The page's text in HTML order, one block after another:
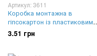
Артикул: 3611
Коробка монтажна в
гіпсокартон із пластиковими
лапками PK-60(109)
3.51 грн